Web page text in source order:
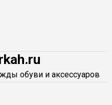
обуви и аксессуаров